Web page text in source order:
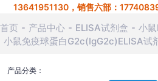
13641951130，销售六部：
首页 产品中心 ELISA试剂盒
小
小鼠免疫球蛋白G2c(IgG2c)ELISA试
产品分类：